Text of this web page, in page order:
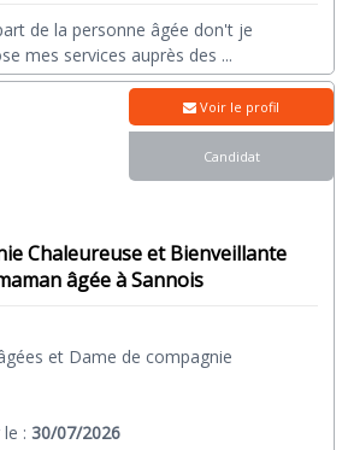
de la personne âgée don't je
mes services auprès des ...
Chaleureuse et Bienveillante
âgée à Sannois
et Dame de compagnie
le :30/07/2026
Voir le profil
Candidat